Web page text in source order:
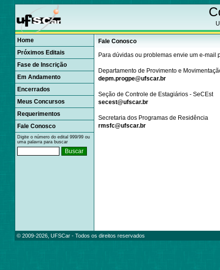
Home
Próximos Editais
Fase de Inscrição
Em Andamento
Encerrados
Meus Concursos
Requerimentos
Fale Conosco
Digite o número do edital 999/99 ou
uma palavra para buscar
Fale Conosco
Para dúvidas ou problemas envie um e-mail
Departamento de Provimento e
depm.progpe@ufscar.br
Seção de Controle de Estagiários - SeCEst
secest@ufscar.br
Secretaria dos Programas de Residência
rmsfc@ufscar.br
© 2009-2026, UFSCar - Todos os direitos reservados